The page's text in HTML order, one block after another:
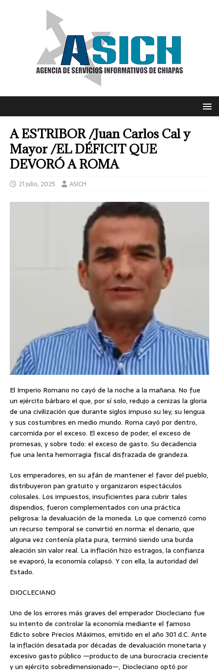
A ESTRIBOR /Juan Carlos Cal y
Mayor /EL DÉFICIT QUE
DEVORÓ A ROMA
21 julio, 2025 ASICH
El Imperio Romano no cayó de la noche a la mañana. No fue
un ejército bárbaro el que, por sí solo, redujo a cenizas la gloria
de una civilización que durante siglos impuso su ley, su lengua
y sus costumbres en medio mundo. Roma cayó por dentro,
carcomida por el exceso. El exceso de poder, el exceso de
promesas, y sobre todo: el exceso de gasto. Su decadencia
fue una lenta hemorragia fiscal disfrazada de grandeza.
Los emperadores, en su afán de mantener el favor del pueblo,
distribuyeron pan gratuito y organizaron espectáculos
colosales. Los impuestos, insuficientes para cubrir tales
dispendios, fueron complementados con una práctica
peligrosa: la devaluación de la moneda. Lo que comenzó como
un recurso temporal se convirtió en norma: el denario, que
alguna vez contenía plata pura, terminó siendo una burda
aleación sin valor real. La inflación hizo estragos, la confianza
se evaporó, la economía colapsó. Y con ella, la autoridad del
Estado.
DIOCLECIANO
Uno de los errores más graves del emperador Diocleciano fue
su intento de controlar la economía mediante el famoso
Edicto sobre Precios Máximos, emitido en el año 301 d.C. Ante
la inflación desatada por décadas de devaluación monetaria y
excesivo gasto público —producto de una burocracia creciente
y un ejército sobredimensionado—, Diocleciano optó por